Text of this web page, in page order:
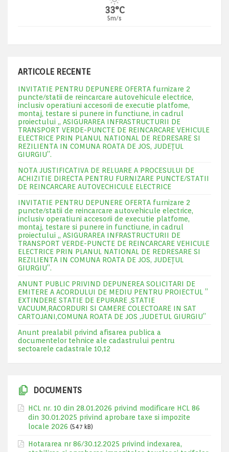
33°C
5m/s
ARTICOLE RECENTE
INVITATIE PENTRU DEPUNERE OFERTA furnizare 2
puncte/statii de reincarcare autovehicule electrice,
inclusiv operatiuni accesorii de executie platfome,
montaj, testare si punere in functiune, in cadrul
proiectului „ ASIGURAREA INFRASTRUCTURII DE
TRANSPORT VERDE-PUNCTE DE REINCARCARE VEHICULE
ELECTRICE PRIN PLANUL NATIONAL DE REDRESARE SI
REZILIENTA IN COMUNA ROATA DE JOS, JUDEŢUL
GIURGIU”.
NOTA JUSTIFICATIVA DE RELUARE A PROCESULUI DE
ACHIZITIE DIRECTA PENTRU FURNIZARE PUNCTE/STATII
DE REINCARCARE AUTOVECHICULE ELECTRICE
INVITATIE PENTRU DEPUNERE OFERTA furnizare 2
puncte/statii de reincarcare autovehicule electrice,
inclusiv operatiuni accesorii de executie platfome,
montaj, testare si punere in functiune, in cadrul
proiectului „ ASIGURAREA INFRASTRUCTURII DE
TRANSPORT VERDE-PUNCTE DE REINCARCARE VEHICULE
ELECTRICE PRIN PLANUL NATIONAL DE REDRESARE SI
REZILIENTA IN COMUNA ROATA DE JOS, JUDEŢUL
GIURGIU”.
ANUNT PUBLIC PRIVIND DEPUNEREA SOLICITARI DE
EMITERE A ACORDULUI DE MEDIU PENTRU PROIECTUL ”
EXTINDERE STATIE DE EPURARE ,STATIE
VACUUM,RACORDURI SI CAMERE COLECTOARE IN SAT
CARTOJANI,COMUNA ROATA DE JOS ,JUDETUL GIURGIU”
Anunt prealabil privind afisarea publica a
documentelor tehnice ale cadastrului pentru
sectoarele cadastrale 10,12
DOCUMENTS
HCL nr. 10 din 28.01.2026 privind modificare HCL 86
din 30.01.2025 privind aprobare taxe si impozite
locale 2026 (547 kB)
Hotararea nr 86/30.12.2025 privind indexarea,